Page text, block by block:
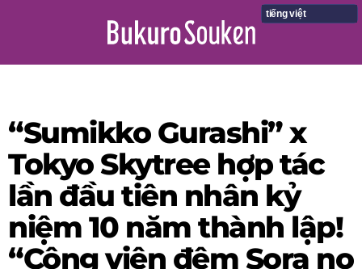
tiếng việt
“Sumikko Gurashi” x
Tokyo Skytree hợp tác
lần đầu tiên nhân kỷ
niệm 10 năm thành lập!
“Công viên đêm Sora no